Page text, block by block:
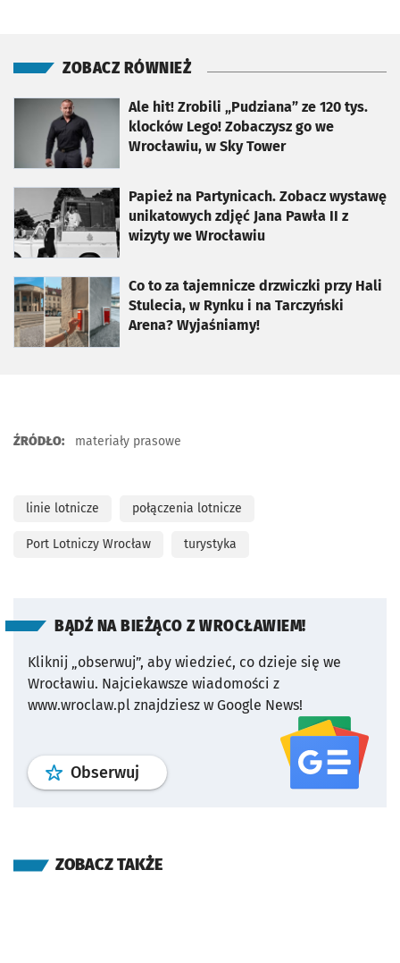
ZOBACZ RÓWNIEŻ
Ale hit! Zrobili „Pudziana” ze 120 tys.
klocków Lego! Zobaczysz go we
Wrocławiu, w Sky Tower
otworzy się w nowej karcie
Papież na Partynicach. Zobacz wystawę
unikatowych zdjęć Jana Pawła II z
wizyty we Wrocławiu
otworzy się w nowej karcie
Co to za tajemnicze drzwiczki przy Hali
Stulecia, w Rynku i na Tarczyński
Arena? Wyjaśniamy!
otworzy się w nowej karcie
ŹRÓDŁO: materiały prasowe
linie lotnicze połączenia lotnicze
Port Lotniczy Wrocław turystyka
BĄDŹ NA BIEŻĄCO Z WROCŁAWIEM!
Kliknij „obserwuj”, aby wiedzieć, co dzieje się we
Wrocławiu. Najciekawsze wiadomości z
www.wroclaw.pl znajdziesz w Google News!
Obserwuj profil serwisu
ZOBACZ TAKŻE